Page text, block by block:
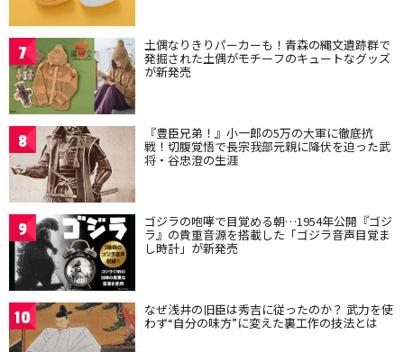
7 土偶なりきりパーカーも！青森の縄文遺跡群で
発掘された土偶がモチーフのキュートなグッズ
が新発売
8 『豊臣兄弟！』小一郎の5万の大軍に徹底抗
戦！切腹覚悟で長宗我部元親に降伏を迫った武
将・谷忠澄の生涯
9 ゴジラの咆哮で目覚める朝…1954年公開『ゴジ
ラ』の貴重音源を搭載した「ゴジラ音声目覚ま
し時計」が新発売
10 なぜ浅井の旧臣は秀吉に従ったのか？ 武力を使
わず“自分の味方”に変えた裏工作の技法とは